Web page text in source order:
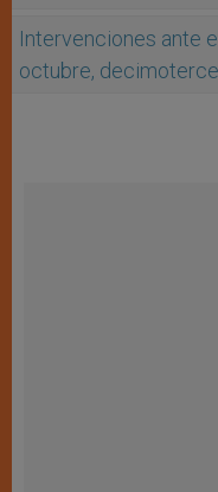
Intervenciones ante
octubre,